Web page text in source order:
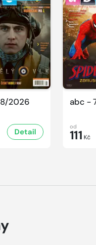
2026
Detail
abc -
od
111 Kč